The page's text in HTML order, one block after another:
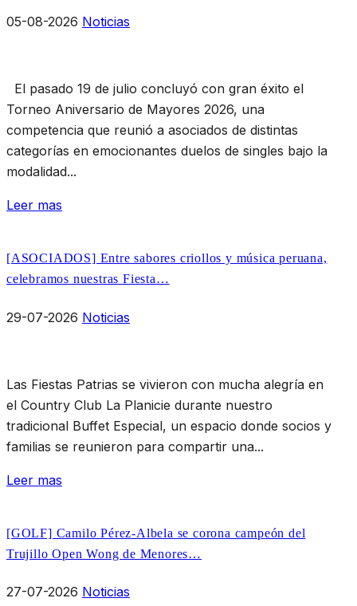
05-08-2026 Noticias
El pasado 19 de julio concluyó con gran éxito el
Torneo Aniversario de Mayores 2026, una
competencia que reunió a asociados de distintas
categorías en emocionantes duelos de singles bajo la
modalidad...
Leer mas
[ASOCIADOS] Entre sabores criollos y música peruana,
celebramos nuestras Fiesta…
29-07-2026 Noticias
Las Fiestas Patrias se vivieron con mucha alegría en
el Country Club La Planicie durante nuestro
tradicional Buffet Especial, un espacio donde socios y
familias se reunieron para compartir una...
Leer mas
[GOLF] Camilo Pérez-Albela se corona campeón del
Trujillo Open Wong de Menores…
27-07-2026 Noticias